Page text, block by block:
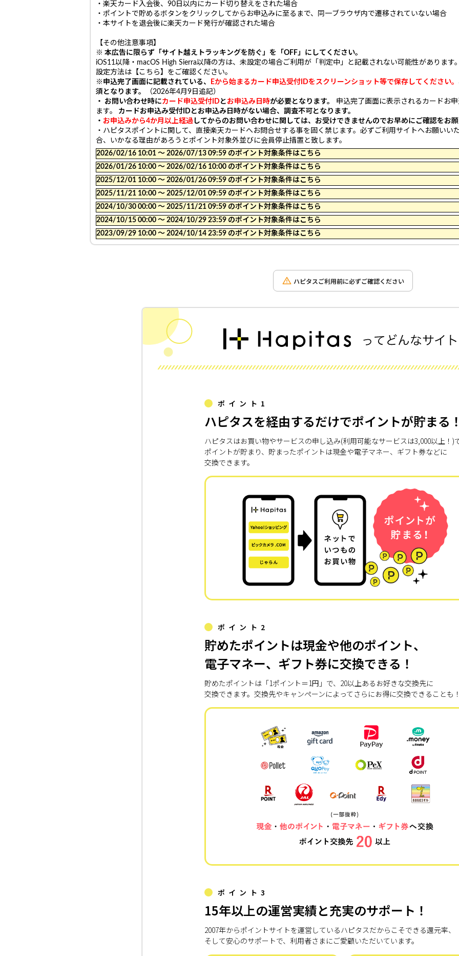
・楽天カード入会後、90日以内にカード切り替えをされた場合
・ポイントで貯めるボタンをクリックしてからお申込みに至るまで、同一ブラウザ内で遷移されていない場合
・本サイトを退会後に楽天カード発行が確認された場合
【その他注意事項】
※ 本広告に限らず「サイト越えトラッキングを防ぐ」を「OFF」にしてください。
iOS11以降・macOS High Sierra以降の方は、未設定の場合ご利用が「判定中」と記載されない可能性があります
設定方法は【こちら】をご確認ください。
※申込完了画面に記載されている、
Eから始まるカード申込受付IDをスクリーンショット等で保存してください。
須となります。
（2026年4月9日追記）
・ お問い合わせ時にカード申込受付ID と お申込み日時が必要となります。
申込完了画面に表示されるカードお
ます。
カードお申込み受付IDとお申込み日時がない場合、調査不可となります。
・ お申込みから4か月以上経過 してからのお問い合わせに関しては、お受けできませんのでお早めにご確認をお
・ハピタスポイントに関して、直接楽天カードへお問合せする事を固く禁じます。必ずご利用サイトへお願いい
合、いかなる理由があろうとポイント対象外並びに会員停止措置と致します。
2026/02/16 10:01 〜 2026/07/13 09:59 のポイント対象条件はこちら
2026/01/26 10:00 〜 2026/02/16 10:00 のポイント対象条件はこちら
2025/12/01 10:00 〜 2026/01/26 09:59 のポイント対象条件はこちら
2025/11/21 10:00 〜 2025/12/01 09:59 のポイント対象条件はこちら
2024/10/30 00:00 〜 2025/11/21 09:59 のポイント対象条件はこちら
2024/10/15 00:00 〜 2024/10/29 23:59 のポイント対象条件はこちら
2023/09/29 10:00 〜 2024/10/14 23:59 のポイント対象条件はこちら
ハピタスご利用前に必ずご確認ください
ポイント1
ハピタスを経由するだけでポイントが貯まる
ハピタスはお買い物やサービスの申し込み(利用可能なサービスは3,000以上！)
ポイントが貯まり、貯まったポイントは現金や電子マネー、ギフト券などに
交換できます。
ポイント2
貯めたポイントは現金や他のポイント、
電子マネー、ギフト券に交換できる！
貯めたポイントは「1ポイント＝1円」で、20以上あるお好きな交換先に
交換できます。交換先やキャンペーンによってさらにお得に交換できることも
ポイント3
15年以上の運営実績と充実のサポート！
2007年からポイントサイトを運営しているハピタスだからこそできる還元率、
そして安心のサポートで、利用者さまにご愛顧いただいています。